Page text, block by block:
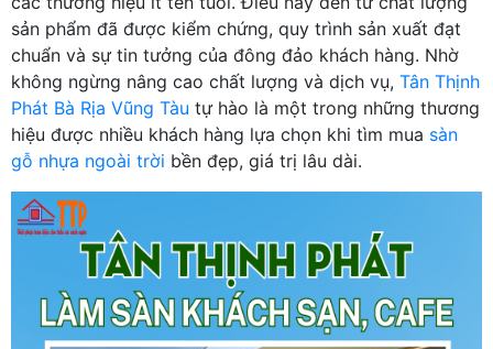
sản phẩm đã được kiểm chứng, quy trình sản xuất đạt
chuẩn và sự tin tưởng của đông đảo khách hàng. Nhờ
không ngừng nâng cao chất lượng và dịch vụ, Tân Thịnh
Phát Bà Rịa Vũng Tàu tự hào là một trong những thương
hiệu được nhiều khách hàng lựa chọn khi tìm mua sàn
gỗ nhựa ngoài trời bền đẹp, giá trị lâu dài.